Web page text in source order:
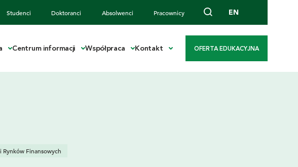
Studenci Doktoranci Absolwenci Pracownicy EN
Centrum informacji Współpraca Kontakt OFERTA EDUKACYJNA
Rynków Finansowych